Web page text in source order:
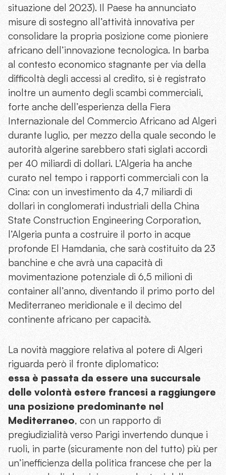
situazione del 2023). Il Paese ha annunciato
misure di sostegno all’attività innovativa per
consolidare la propria posizione come pioniere
africano dell’innovazione tecnologica. In barba
al contesto economico stagnante per via della
difficoltà degli accessi al credito, si è registrato
inoltre un aumento degli scambi commerciali,
forte anche dell’esperienza della Fiera
Internazionale del Commercio Africano ad Algeri
durante luglio, per mezzo della quale secondo le
autorità algerine sarebbero stati siglati accordi
per 40 miliardi di dollari. L’Algeria ha anche
curato nel tempo i rapporti commerciali con la
Cina: con un investimento da 4,7 miliardi di
dollari in conglomerati industriali della China
State Construction Engineering Corporation,
l’Algeria punta a costruire il porto in acque
profonde El Hamdania, che sarà costituito da 23
banchine e che avrà una capacità di
movimentazione potenziale di 6,5 milioni di
container all’anno, diventando il primo porto del
Mediterraneo meridionale e il decimo del
continente africano per capacità.
La novità maggiore relativa al potere di Algeri
riguarda però il fronte diplomatico:
essa è passata da essere una succursale
delle volontà estere francesi a raggiungere
una posizione predominante nel
Mediterraneo, con un rapporto di
pregiudizialità verso Parigi invertendo dunque i
ruoli, in parte (sicuramente non del tutto) più per
un’inefficienza della politica francese che per la